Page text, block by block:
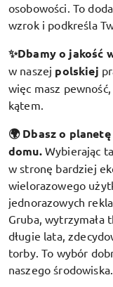
osobowości. To
wzrok i podkreśla
✨Dbamy o jakość
w naszej polskiej
więc masz
kątem.
🌍 Dbasz o
domu. Wybierając
w stronę bardziej
wielorazowego
jednorazowych
Gruba, wytrzymała
długie lata,
torby. To wybór
naszego środowiska.